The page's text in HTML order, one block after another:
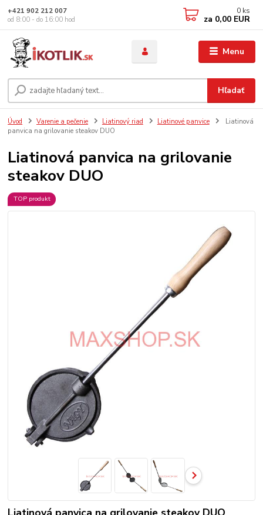
Menu
Hľadať
+421 902 212 007
od 8:00 - do 16:00 hod
0 ks
za 0,00 EUR
Úvod Varenie a pečenie Liatinový riad Liatinové panvice
Liatinová
panvica na grilovanie steakov DUO
Liatinová panvica na grilovanie
steakov DUO
TOP produkt